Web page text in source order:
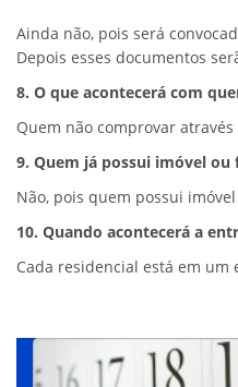
Ainda não, pois será
Depois esses documentos
8. O que acontecerá com
Quem não comprovar
9. Quem já possui imóvel ou
Não, pois quem possui
10. Quando acontecerá a
Cada residencial está em um